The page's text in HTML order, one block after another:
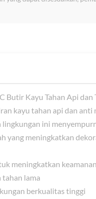
Butir Kayu Tahan Api
kayu tahan api dan
lingkungan ini
yang meningkatkan
meningkatkan keamanan
lama
berkualitas tinggi